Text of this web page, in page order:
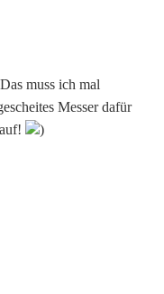
muss ich mal
Messer dafür
)